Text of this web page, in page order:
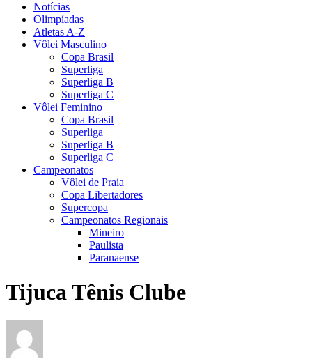
Notícias
Olimpíadas
Atletas A-Z
Vôlei Masculino
Copa Brasil
Superliga
Superliga B
Superliga C
Vôlei Feminino
Copa Brasil
Superliga
Superliga B
Superliga C
Campeonatos
Vôlei de Praia
Copa Libertadores
Supercopa
Campeonatos Regionais
Mineiro
Paulista
Paranaense
Tijuca Tênis Clube